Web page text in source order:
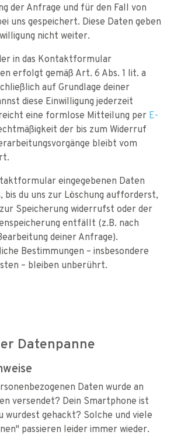
der Anfrage und für den Fall von
uns gespeichert. Diese Daten geben
nicht weiter.
in das Kontaktformular
erfolgt gemäß Art. 6 Abs. 1 lit. a
auf Grundlage deiner
diese Einwilligung jederzeit
eine formlose Mitteilung per E-
der bis zum Widerruf
bleibt vom
eingegebenen Daten
bis du uns zur Löschung aufforderst,
Speicherung widerrufst oder der
entfällt (z.B. nach
deiner Anfrage).
Bestimmungen – insbesondere
– bleiben unberührt.
Datenpanne
Daten wurde an
versendet? Dein Smartphone ist
wurdest gehackt? Solche und viele
passieren leider immer wieder.